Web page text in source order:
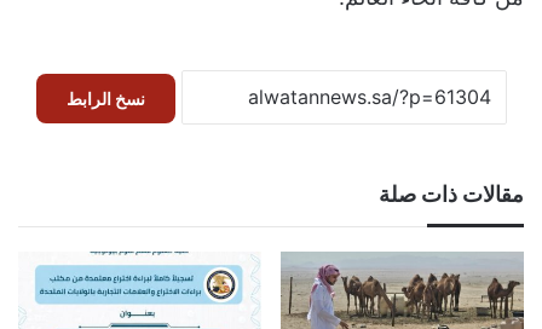
نسخ الرابط
مقالات ذات صلة